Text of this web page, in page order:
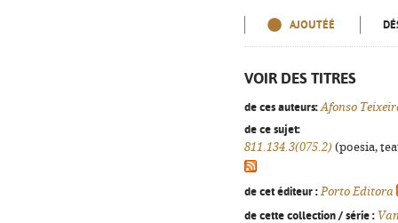
AJOUTÉÉ
VOIR DES TITRES
de ces auteurs: Afonso
de ce sujet:
811.134.3(075.2) (poesia,
de cet éditeur : Porto Editora
de cette collection / série :